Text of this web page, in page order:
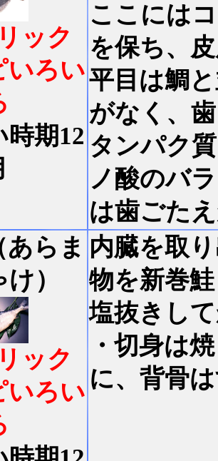
ック
いろい
時期12
ここには
を保ち、
平目は鯛
がなく、
タンパク
ノ酸のバ
は歯ごた
あらま
）
ック
いろい
内臓を取
物を新巻
塩抜きし
・切身は
に、背骨